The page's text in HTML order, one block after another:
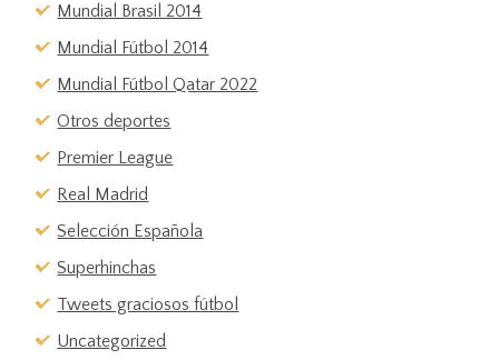
Mundial Brasil 2014
Mundial Fútbol 2014
Mundial Fútbol Qatar 2022
Otros deportes
Premier League
Real Madrid
Selección Española
Superhinchas
Tweets graciosos fútbol
Uncategorized